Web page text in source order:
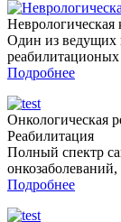
Один из ведущих
Подробнее
Онкологическая
Реабилитация
Полный спектр
Подробнее